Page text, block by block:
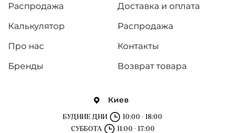
Archive Traditional
Archive Anthology
Pure Wood
Киев
БУДНИЕ ДНИ
10:00 - 18:00
СУББОТА
11:00 - 17:00
Распродажа
Калькулятор
Про нас
Бренды
Доставка и оплата
Распродажа
Контакты
Возврат товара